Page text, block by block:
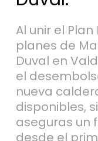
Al unir el Plan
planes de
Duval en
el
nueva
disponibles,
aseguras un
desde el
y